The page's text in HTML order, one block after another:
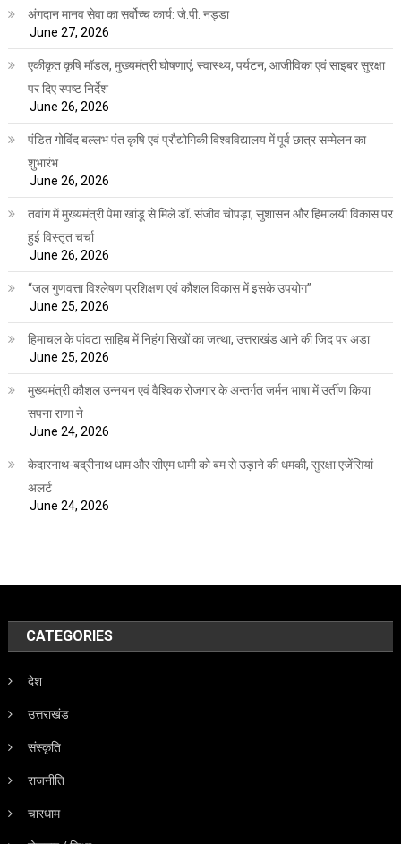
अंगदान मानव सेवा का सर्वोच्च कार्य: जे.पी. नड्डा
June 27, 2026
एकीकृत कृषि मॉडल, मुख्यमंत्री घोषणाएं, स्वास्थ्य, पर्यटन, आजीविका एवं साइबर सुरक्षा
पर दिए स्पष्ट निर्देश
June 26, 2026
पंडित गोविंद बल्लभ पंत कृषि एवं प्रौद्योगिकी विश्वविद्यालय में पूर्व छात्र सम्मेलन का
शुभारंभ
June 26, 2026
तवांग में मुख्यमंत्री पेमा खांडू से मिले डॉ. संजीव चोपड़ा, सुशासन और हिमालयी विकास पर
हुई विस्तृत चर्चा
June 26, 2026
“जल गुणवत्ता विश्लेषण प्रशिक्षण एवं कौशल विकास में इसके उपयोग”
June 25, 2026
हिमाचल के पांवटा साहिब में निहंग सिखों का जत्था, उत्तराखंड आने की जिद पर अड़ा
June 25, 2026
मुख्यमंत्री कौशल उन्नयन एवं वैश्विक रोजगार के अन्तर्गत जर्मन भाषा में उर्तीण किया
सपना राणा ने
June 24, 2026
केदारनाथ-बद्रीनाथ धाम और सीएम धामी को बम से उड़ाने की धमकी, सुरक्षा एजेंसियां
अलर्ट
June 24, 2026
CATEGORIES
देश
उत्तराखंड
संस्कृति
राजनीति
चारधाम